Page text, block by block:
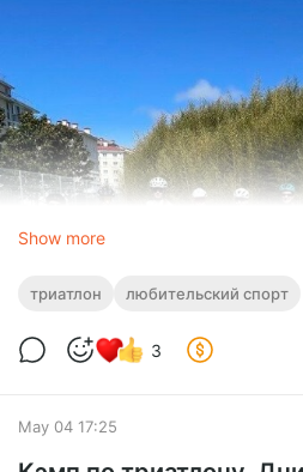
Show more
триатлон любительский спорт
3
May 04 17:25